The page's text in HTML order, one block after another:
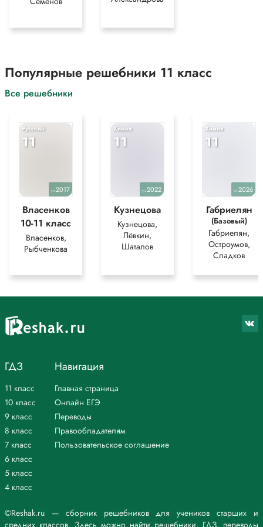
Популярные решебники 11 класс
Все решебники
Русский
11
уч.2017
Власенков
10-11 класс
Власенков,
Рыбченкова
Химия
11
уч.2022
Кузнецова
Кузнецова,
Лёвкин,
Шаталов
Химия
11
уч.2026
Габриелян
(Базовый)
Габриелян,
Остроумов,
Сладков
©Reshak.ru — сборник решебников для учеников старших и
ГДЗ
11 класс
10 класс
9 класс
8 класс
7 класс
6 класс
5 класс
4 класс
Навигация
Главная страница
Онлайн ЕГЭ
Переводы
Правообладателям
Пользовательское соглашение